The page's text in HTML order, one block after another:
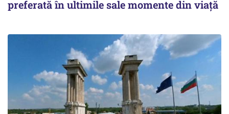
preferată în ultimile sale momente din viață